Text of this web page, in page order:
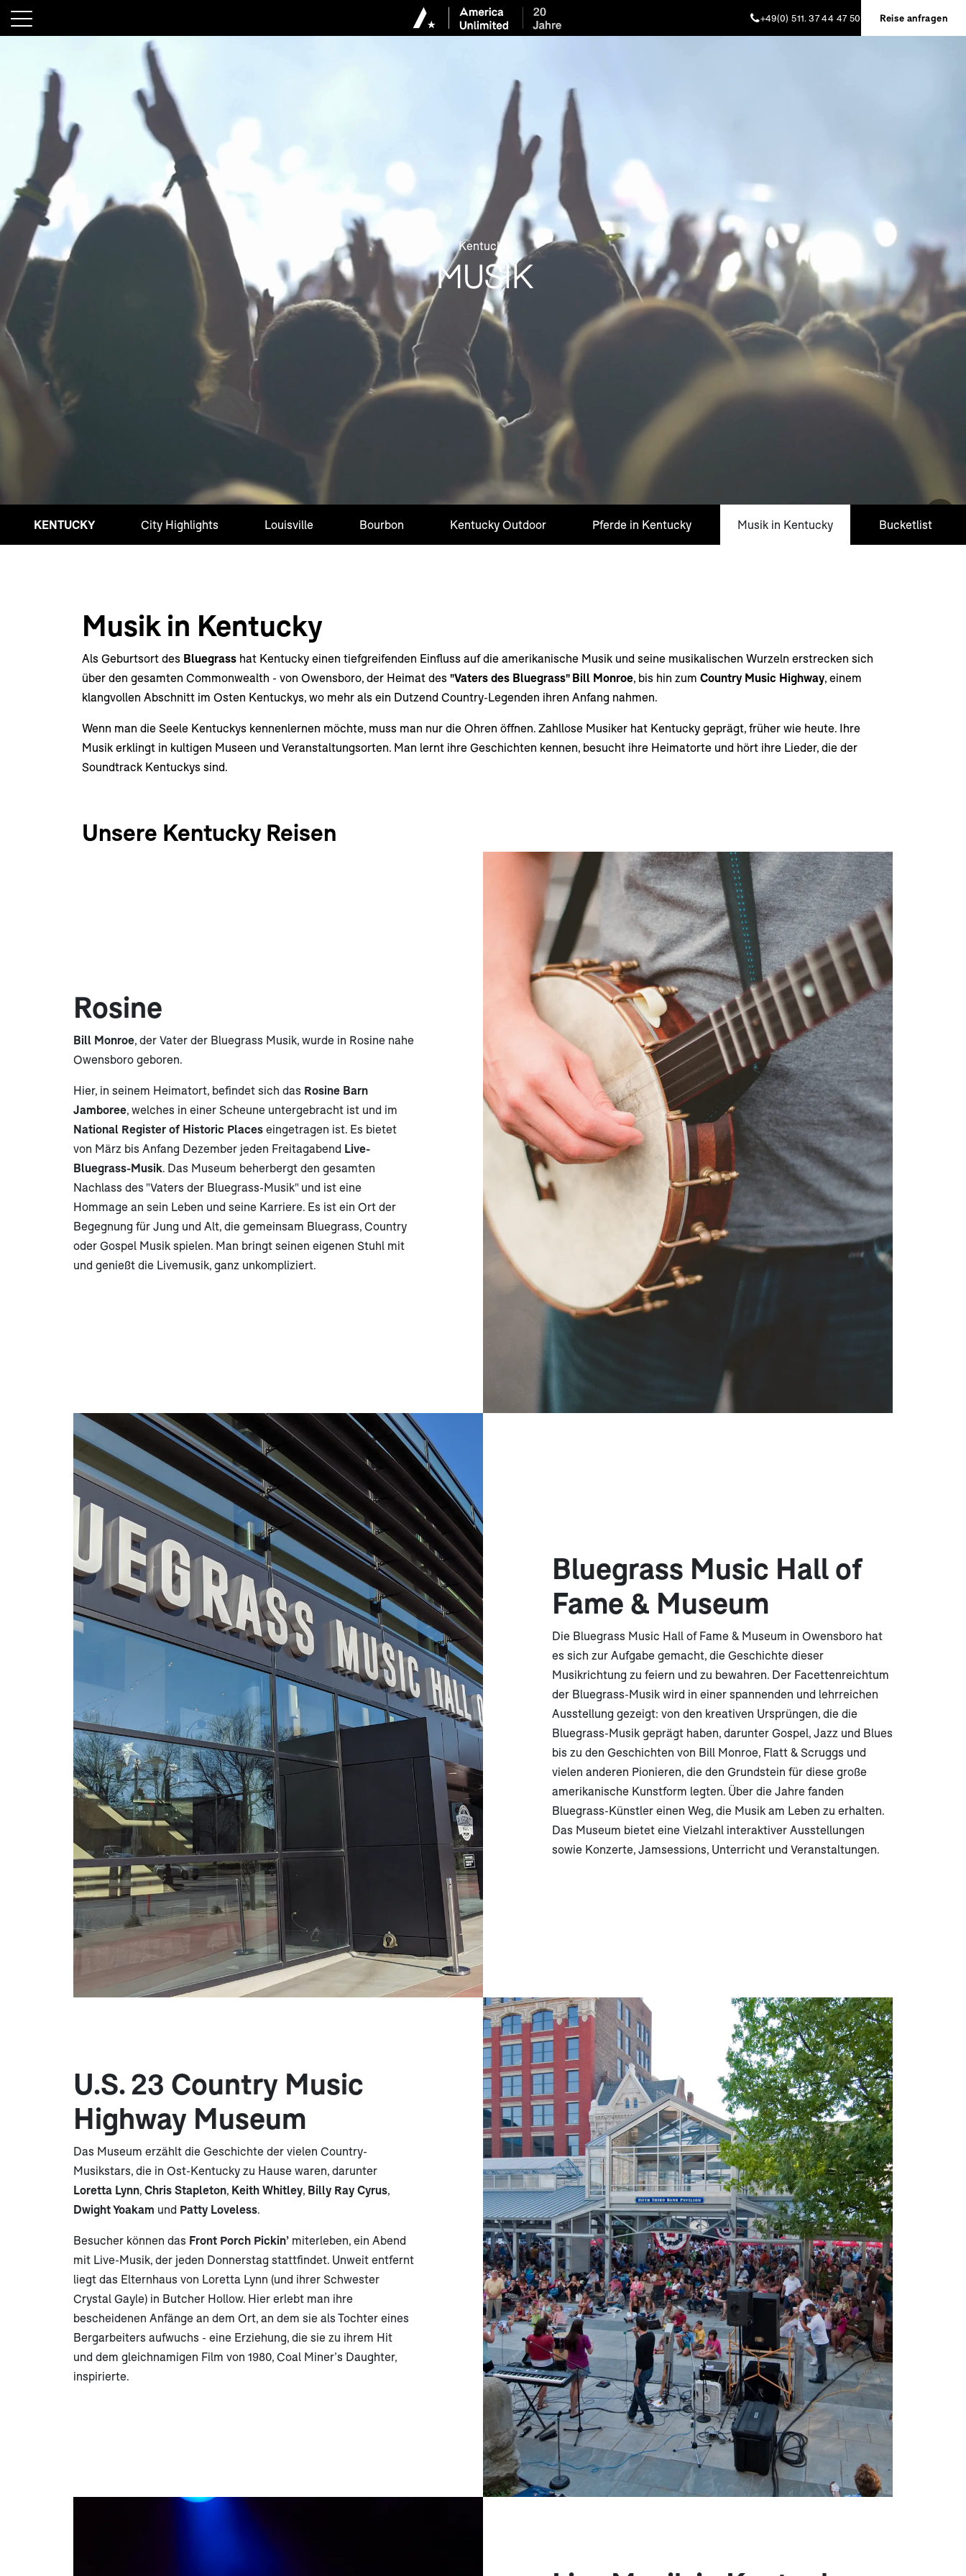
+49(0) 511. 37 44 47 50 Reise anfragen
Kentucky
MUSIK
KENTUCKY City Highlights Louisville Bourbon Kentucky Outdoor Pferde in Kentucky Musik in Kentucky Bucketlist
Musik in Kentucky
Als Geburtsort des Bluegrass hat Kentucky einen tiefgreifenden Einfluss auf die amerikanische Musik und seine musikalischen Wurzeln erstrecken sich
über den gesamten Commonwealth - von Owensboro, der Heimat des "Vaters des Bluegrass" Bill Monroe, bis hin zum Country Music Highway, einem
klangvollen Abschnitt im Osten Kentuckys, wo mehr als ein Dutzend Country-Legenden ihren Anfang nahmen.
Wenn man die Seele Kentuckys kennenlernen möchte, muss man nur die Ohren öffnen. Zahllose Musiker hat Kentucky geprägt, früher wie heute. Ihre
Musik erklingt in kultigen Museen und Veranstaltungsorten. Man lernt ihre Geschichten kennen, besucht ihre Heimatorte und hört ihre Lieder, die der
Soundtrack Kentuckys sind.
Unsere Kentucky Reisen
Rosine
Bill Monroe, der Vater der Bluegrass Musik, wurde in Rosine nahe
Owensboro geboren.
Hier, in seinem Heimatort, befindet sich das Rosine Barn
Jamboree, welches in einer Scheune untergebracht ist und im
National Register of Historic Places eingetragen ist. Es bietet
von März bis Anfang Dezember jeden Freitagabend Live-
Bluegrass-Musik. Das Museum beherbergt den gesamten
Nachlass des "Vaters der Bluegrass-Musik" und ist eine
Hommage an sein Leben und seine Karriere. Es ist ein Ort der
Begegnung für Jung und Alt, die gemeinsam Bluegrass, Country
oder Gospel Musik spielen. Man bringt seinen eigenen Stuhl mit
und genießt die Livemusik, ganz unkompliziert.
Bluegrass Music Hall of
Fame & Museum
Die Bluegrass Music Hall of Fame & Museum in Owensboro hat
es sich zur Aufgabe gemacht, die Geschichte dieser
Musikrichtung zu feiern und zu bewahren. Der Facettenreichtum
der Bluegrass-Musik wird in einer spannenden und lehrreichen
Ausstellung gezeigt: von den kreativen Ursprüngen, die die
Bluegrass-Musik geprägt haben, darunter Gospel, Jazz und Blues
bis zu den Geschichten von Bill Monroe, Flatt & Scruggs und
vielen anderen Pionieren, die den Grundstein für diese große
amerikanische Kunstform legten. Über die Jahre fanden
Bluegrass-Künstler einen Weg, die Musik am Leben zu erhalten.
Das Museum bietet eine Vielzahl interaktiver Ausstellungen
sowie Konzerte, Jamsessions, Unterricht und Veranstaltungen.
U.S. 23 Country Music
Highway Museum
Das Museum erzählt die Geschichte der vielen Country-
Musikstars, die in Ost-Kentucky zu Hause waren, darunter
Loretta Lynn, Chris Stapleton, Keith Whitley, Billy Ray Cyrus,
Dwight Yoakam und Patty Loveless.
Besucher können das Front Porch Pickin’ miterleben, ein Abend
mit Live-Musik, der jeden Donnerstag stattfindet. Unweit entfernt
liegt das Elternhaus von Loretta Lynn (und ihrer Schwester
Crystal Gayle) in Butcher Hollow. Hier erlebt man ihre
bescheidenen Anfänge an dem Ort, an dem sie als Tochter eines
Bergarbeiters aufwuchs - eine Erziehung, die sie zu ihrem Hit
und dem gleichnamigen Film von 1980, Coal Miner’s Daughter,
inspirierte.